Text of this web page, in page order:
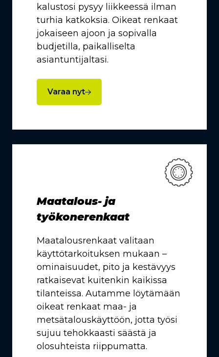
kalustosi pysyy liikkeessä ilman
turhia katkoksia. Oikeat renkaat
jokaiseen ajoon ja sopivalla
budjetilla, paikalliselta
asiantuntijaltasi.
Varaa nyt
Maatalous- ja
työkonerenkaat
Maatalousrenkaat valitaan
käyttötarkoituksen mukaan –
ominaisuudet, pito ja kestävyys
ratkaisevat kuitenkin kaikissa
tilanteissa. Autamme löytämään
oikeat renkaat maa- ja
metsätalouskäyttöön, jotta työsi
sujuu tehokkaasti säästä ja
olosuhteista riippumatta.